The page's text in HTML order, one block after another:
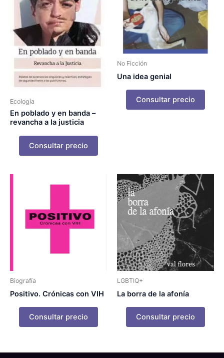
Ecología
En poblado y en banda –
revancha a la justicia
Consultar precio
No Ficción
Una idea genial
Consultar precio
Biografía
Positivo. Crónicas con VIH
Consultar precio
LGBTIQ+
La borra de la afonía
Consultar precio